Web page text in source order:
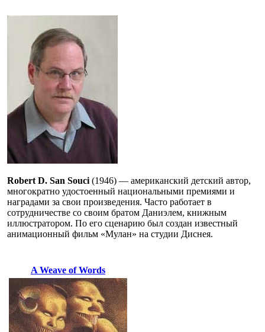
Robert D. San Souci (1946) — американский детский автор,
многократно удостоенный национальными премиями и
наградами за свои произведения. Часто работает в
сотрудничестве со своим братом Даниэлем, книжным
иллюстратором. По его сценарию был создан известный
анимационный фильм «Мулан» на студии Диснея.
A Weave of Words